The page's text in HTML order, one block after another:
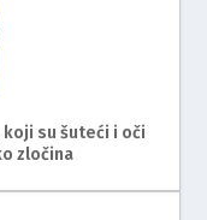
su šuteći i oči
zločina